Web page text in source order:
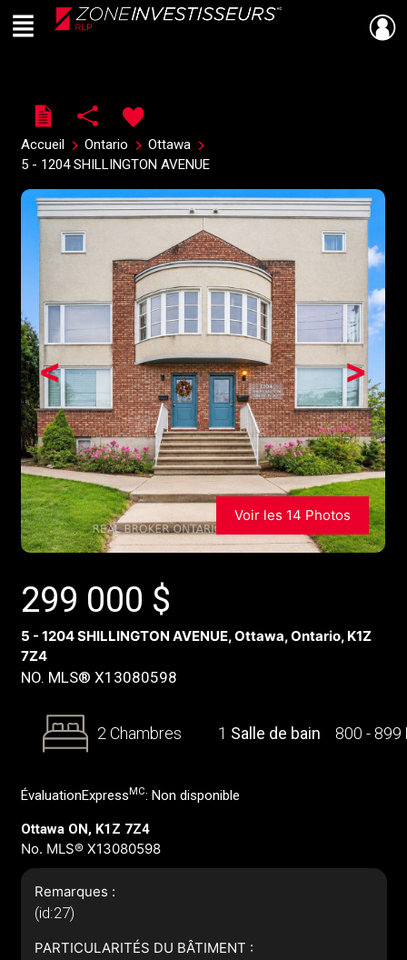
Live
En Direct
Menu
Accueil Ontario
Ottawa
5 - 1204 SHILLINGTON AVENUE
>
<
Voir les 14 Photos
299 000 $
5 - 1204 SHILLINGTON AVENUE, Ottawa, Ontario, K1Z
7Z4
NO. MLS® X13080598
2 Chambres 1 Salle de bain 800 - 899
ÉvaluationExpress MC: Non disponible
Ottawa ON, K1Z 7Z4
No. MLS® X13080598
Remarques :
(id:27)
PARTICULARITÉS DU BÂTIMENT :